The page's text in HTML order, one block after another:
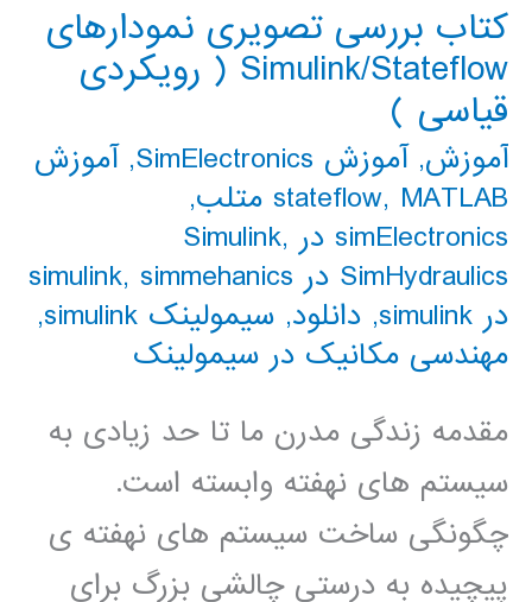
کتاب بررسی تصویری نمودارهای
Simulink/Stateflow ( رویکردی
قیاسی )
آموزش,آموزش SimElectronics ,آموزش
stateflow, MATLAB متلب
,
simElectronics در Simulink
,
SimHydraulics در simulink
, simmehanics
در simulink
, دانلود, سیمولینک simulink
,
مهندسی مکانیک در سیمولینک
مقدمه زندگی مدرن ما تا حد زیادی به
سیستم های نهفته وابسته است.
چگونگی ساخت سیستم های نهفته ی
پیچیده به درستی چالشی بزرگ برای